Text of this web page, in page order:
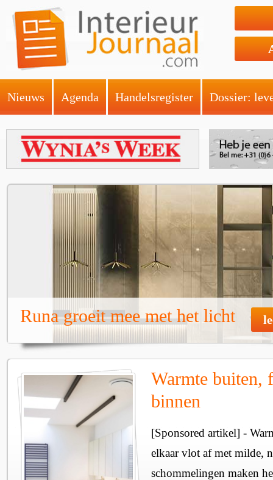
Nieuws Agenda Handelsregister Dossier:
Runa groeit mee met het licht
Warmte buiten,
binnen
[Sponsored artikel] -
elkaar vlot af met milde,
schommelingen maken